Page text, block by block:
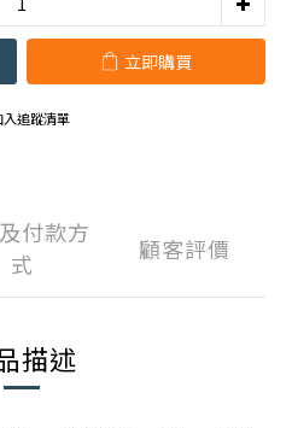
立即購買
入追蹤清單
付款方
式
顧客評價
描述